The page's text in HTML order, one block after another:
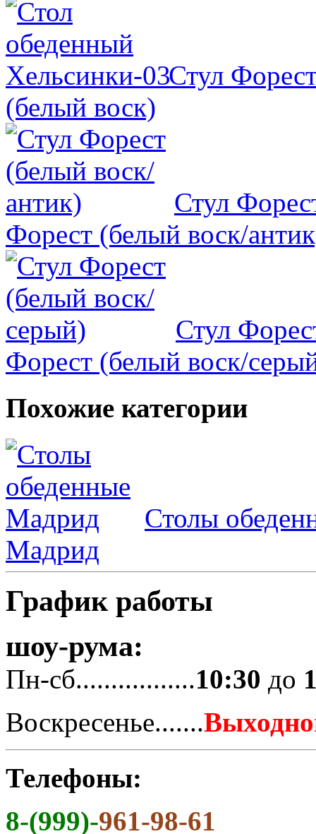
Стул
(белый воск)
Стул
Форест (белый воск/
Стул
Форест (белый воск/
Похожие категории
Столы
Мадрид
График работы
шоу-рума:
Пн-сб.................10:30 до
Воскресенье.......
Телефоны:
8-(999)-961-98-61